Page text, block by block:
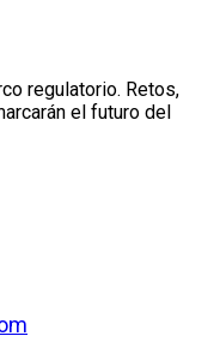
regulatorio. Retos,
el futuro del